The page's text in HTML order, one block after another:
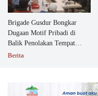
Brigade Gusdur Bongkar
Dugaan Motif Pribadi di
Balik Penolakan Tempat
Ibadah GKJW Bangil
Berita